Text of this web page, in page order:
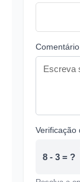
Verificação
8 - 3 = ?